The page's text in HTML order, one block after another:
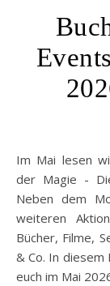
Im Mai lesen wir im Buchclub gemeinsam "Der Schlüssel
der Magie -
Neben dem
weiteren
Bücher, Filme,
& Co. In diesem
euch im Mai